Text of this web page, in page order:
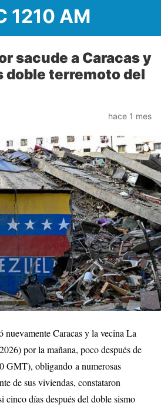
1210 AM
sacude a Caracas y
doble terremoto del
hace 1 mes
nuevamente Caracas y la vecina La
por la mañana, poco después de
GMT), obligando a numerosas
de sus viviendas, constataron
cinco días después del doble sismo